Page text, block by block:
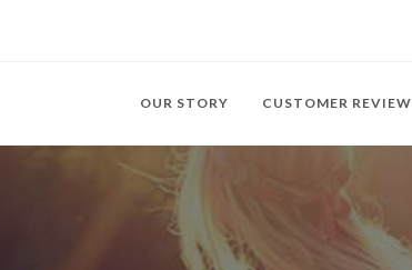
OUR STORY CUSTOMER REVIEW